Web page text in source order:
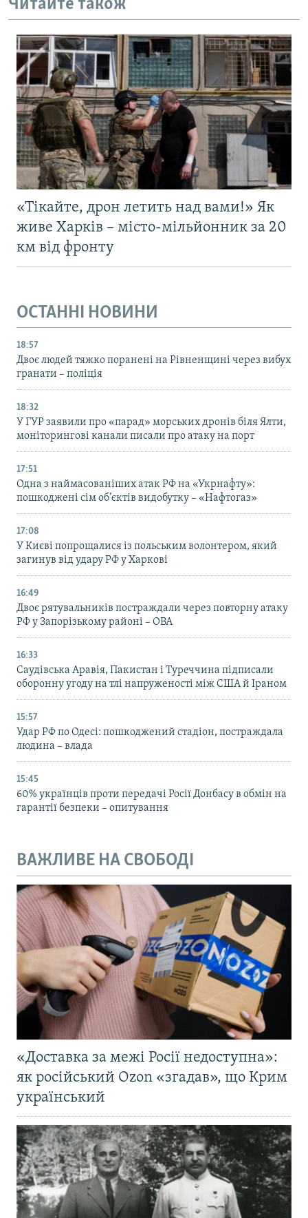
Читайте також
«Тікайте, дрон летить над вами!» Як
живе Харків – місто-мільйонник за 20
км від фронту
ОСТАННІ НОВИНИ
18:57
Двоє людей тяжко поранені на Рівненщині через вибух
гранати – поліція
18:32
У ГУР заявили про «парад» морських дронів біля Ялти,
моніторингові канали писали про атаку на порт
17:51
Одна з наймасованіших атак РФ на «Укрнафту»:
пошкоджені сім об’єктів видобутку – «Нафтогаз»
17:08
У Києві попрощалися із польським волонтером, який
загинув від удару РФ у Харкові
16:49
Двоє рятувальників постраждали через повторну атаку
РФ у Запорізькому районі – ОВА
16:33
Саудівська Аравія, Пакистан і Туреччина підписали
оборонну угоду на тлі напруженості між США й Іраном
15:57
Удар РФ по Одесі: пошкоджений стадіон, постраждала
людина – влада
15:45
60% українців проти передачі Росії Донбасу в обмін на
гарантії безпеки – опитування
ВАЖЛИВЕ НА СВОБОДІ
«Доставка за межі Росії недоступна»:
як російський Ozon «згадав», що Крим
український